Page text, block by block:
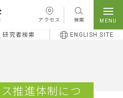
アクセス 検索
研究者検索 ENGLISH SITE
推進体制につ